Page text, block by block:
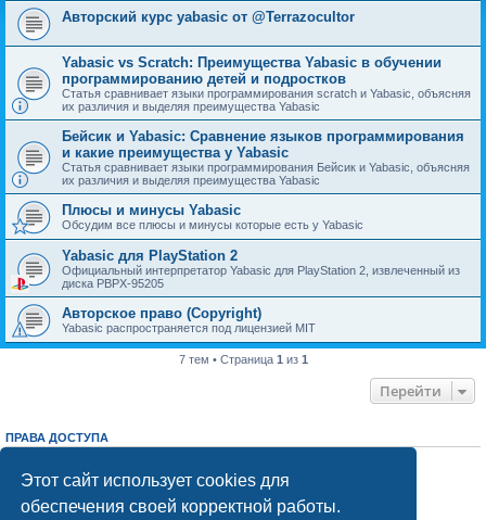
Этот сайт использует cookies для
обеспечения своей корректной работы.
Авторский курс yabasic от @Terrazocultor
Yabasic vs Scratch: Преимущества Yabasic в обучении
программированию детей и подростков
Статья сравнивает языки программирования scratch и Yabasic, объясняя
их различия и выделяя преимущества Yabasic
Бейсик и Yabasic: Сравнение языков программирования
и какие преимущества у Yabasic
Статья сравнивает языки программирования Бейсик и Yabasic, объясняя
их различия и выделяя преимущества Yabasic
Плюсы и минусы Yabasic
Обсудим все плюсы и минусы которые есть у Yabasic
Yabasic для PlayStation 2
Официальный интерпретатор Yabasic для PlayStation 2, извлеченный из
диска PBPX-95205
Авторское право (Copyright)
Yabasic распространяется под лицензией MIT
7 тем • Страница 1 из 1
Перейти
ПРАВА ДОСТУПА
Выне можетеотвечать на сообщения
Выне можетередактировать свои сообщения
Выне можетеудалять свои сообщения